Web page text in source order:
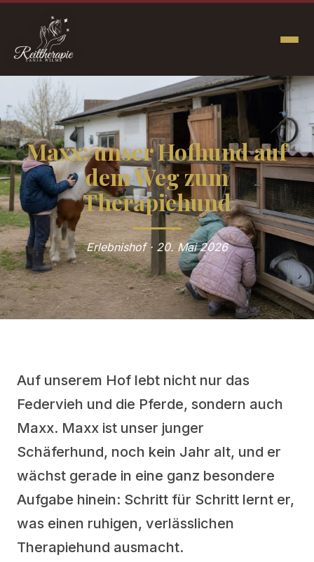
Maxx: unser Hofhund auf
dem Weg zum
Therapiehund
Erlebnishof · 20. Mai 2026
Auf unserem Hof lebt nicht nur das
Federvieh und die Pferde, sondern auch
Maxx. Maxx ist unser junger
Schäferhund, noch kein Jahr alt, und er
wächst gerade in eine ganz besondere
Aufgabe hinein: Schritt für Schritt lernt er,
was einen ruhigen, verlässlichen
Therapiehund ausmacht.